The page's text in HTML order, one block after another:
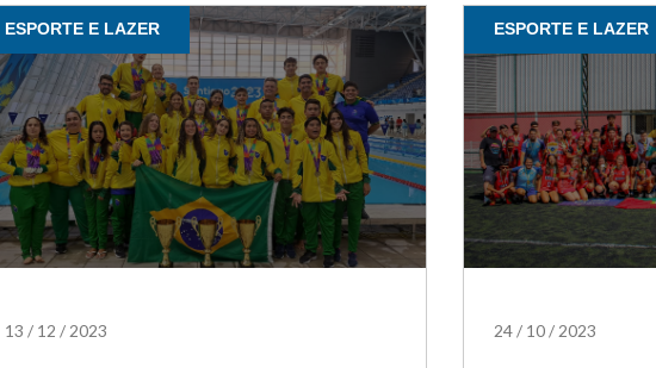
ESPORTE E LAZER
13 / 12 / 2023
ESPORTE E LAZER
24/ 10/ 2023